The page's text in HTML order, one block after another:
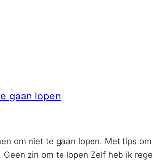
gaan lopen
om niet te gaan lopen. Met tips
zin om te lopen Zelf heb ik